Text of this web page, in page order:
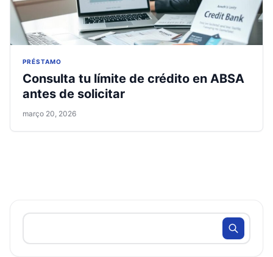
PRÉSTAMO
Consulta tu límite de crédito en ABSA
antes de solicitar
março 20, 2026